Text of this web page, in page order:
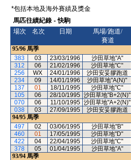
*包括本地及海外賽績及獎金
馬匹往績紀錄 - 快駒
場次
名次 日期
馬場/跑道/
賽道
95/96 馬季
383
03 23/03/1996 沙田草地"A"
312
06 21/02/1996 沙田草地"C"
256
WX 24/01/1996 沙田安妥膠跑道
234
09 14/01/1996 沙田草地"A(N)"
137
01 18/11/1995 沙田草地"C"
105
06 28/10/1995 沙田草地"B+2(N)"
070
06 11/10/1995 沙田草地"A+2(N)"
038
03 27/09/1995 沙田安妥膠跑道
94/95 馬季
497
02 03/06/1995 沙田草地"B"
460
01 17/05/1995 沙田草地"D"
422
04 22/04/1995 沙田草地"C"
378
05 01/04/1995 沙田草地"A"
93/94 馬季